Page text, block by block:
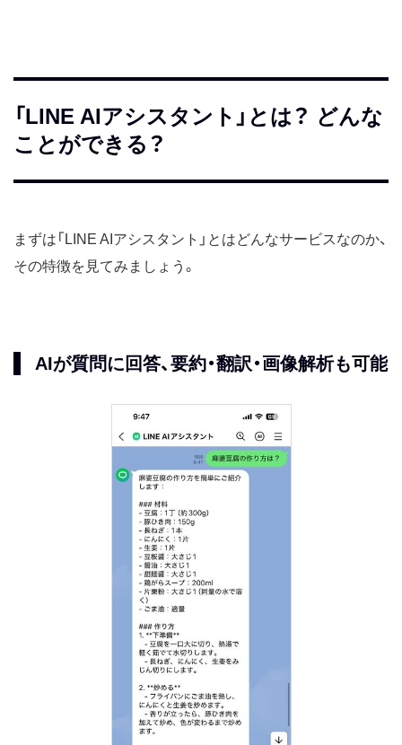
「LINE AIアシスタント」とは？ どんな
ことができる？
まずは「LINE AIアシスタント」とはどんなサービスなのか、
その特徴を見てみましょう。
AIが質問に回答、要約・翻訳・画像解析も可能